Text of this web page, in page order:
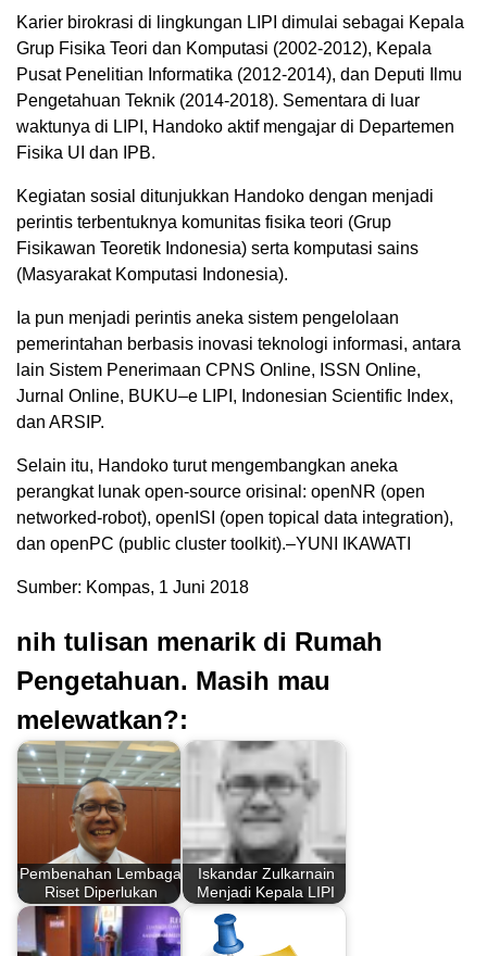
Karier birokrasi di lingkungan LIPI dimulai sebagai Kepala
Grup Fisika Teori dan Komputasi (2002-2012), Kepala
Pusat Penelitian Informatika (2012-2014), dan Deputi Ilmu
Pengetahuan Teknik (2014-2018). Sementara di luar
waktunya di LIPI, Handoko aktif mengajar di Departemen
Fisika UI dan IPB.
Kegiatan sosial ditunjukkan Handoko dengan menjadi
perintis terbentuknya komunitas fisika teori (Grup
Fisikawan Teoretik Indonesia) serta komputasi sains
(Masyarakat Komputasi Indonesia).
Ia pun menjadi perintis aneka sistem pengelolaan
pemerintahan berbasis inovasi teknologi informasi, antara
lain Sistem Penerimaan CPNS Online, ISSN Online,
Jurnal Online, BUKU–e LIPI, Indonesian Scientific Index,
dan ARSIP.
Selain itu, Handoko turut mengembangkan aneka
perangkat lunak open-source orisinal: openNR (open
networked-robot), openISI (open topical data integration),
dan openPC (public cluster toolkit).–YUNI IKAWATI
Sumber: Kompas, 1 Juni 2018
nih tulisan menarik di Rumah
Pengetahuan. Masih mau
melewatkan?:
Pembenahan Lembaga
Riset Diperlukan
Iskandar Zulkarnain
Menjadi Kepala LIPI